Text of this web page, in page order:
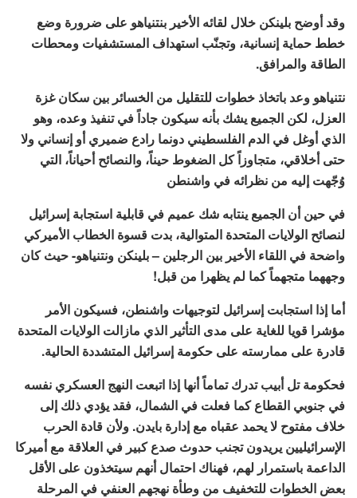
وقد أوضح بلينكن خلال لقائه الأخير بنتنياهو على ضرورة وضع
خطط حماية إنسانية، وتجنّب استهداف المستشفيات ومحطات
الطاقة والمرافق.
نتنياهو وعد باتخاذ خطوات للتقليل من الخسائر بين سكان غزة
العزل، لكن الجميع يشك بأنه سيكون جاداً في تنفيذ وعده، وهو
الذي أوغل في الدم الفلسطيني دونما رادع ضميري أو إنساني ولا
حتى أخلاقي، متجاوزاً كل الضغوط حيناً، والنصائح أحياناً، التي
وُجّهت إليه من نظرائه في واشنطن
في حين أن الجميع ينتابه شك عميم في قابلية استجابة إسرائيل
لنصائح الولايات المتحدة المتوالية، بدت قسوة الخطاب الأميركي
واضحة في اللقاء الأخير بين الرجلين – بلينكن ونتنياهو- حيث كان
وجههما متجهماً كما لم يظهرا من قبل!
أما إذا استجابت إسرائيل لتوجيهات واشنطن، فسيكون الأمر
مؤشرا قويا للغاية على مدى التأثير الذي مازالت الولايات المتحدة
قادرة على ممارسته على حكومة إسرائيل المتشددة الحالية.
فحكومة تل أبيب تدرك تماماً أنها إذا اتبعت النهج العسكري نفسه
في جنوبي القطاع كما فعلت في الشمال، فقد يؤدي ذلك إلى
خلاف مفتوح لا يحمد عقباه مع إدارة بايدن. ولأن قادة الحرب
الإسرائيليين يريدون تجنب حدوث صدع كبير في العلاقة مع أميركا
الداعمة باستمرار لهم، فهناك احتمال أنهم سيتخذون على الأقل
بعض الخطوات للتخفيف من وطأة نهجهم العنفي في المرحلة